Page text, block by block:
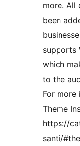
more. All
been
supports
which
to the
For more
Theme
https://
santi/